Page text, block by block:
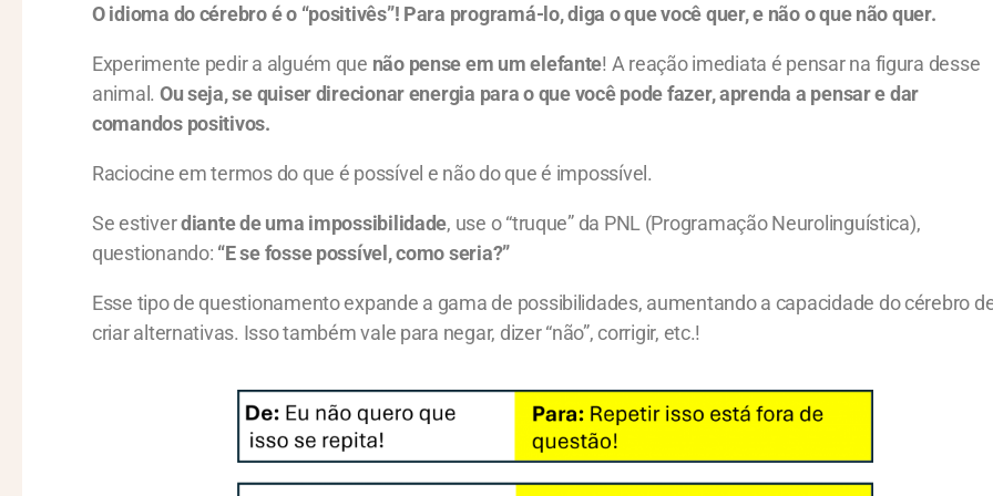
O idioma do cérebro é o “positivês”! Para programá-lo, diga o que você quer, e não o que não quer.
Experimente pedir a alguém que não pense em um elefante! A reação imediata é pensar na figura desse
animal. Ou seja, se quiser direcionar energia para o que você pode fazer, aprenda a pensar e dar
comandos positivos.
Raciocine em termos do que é possível e não do que é impossível.
Se estiverdiante de uma impossibilidade, use o “truque” da PNL (Programação Neurolinguística),
questionando: “E se fosse possível, como seria?”
Esse tipo de questionamento expande a gama de possibilidades, aumentando a capacidade do cérebro
criar alternativas. Isso também vale para negar, dizer “não”, corrigir, etc.!